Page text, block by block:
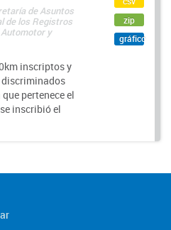
de Asuntos
de los Registros
y
inscriptos y
pertenece el
inscribió el
zip
gráfico